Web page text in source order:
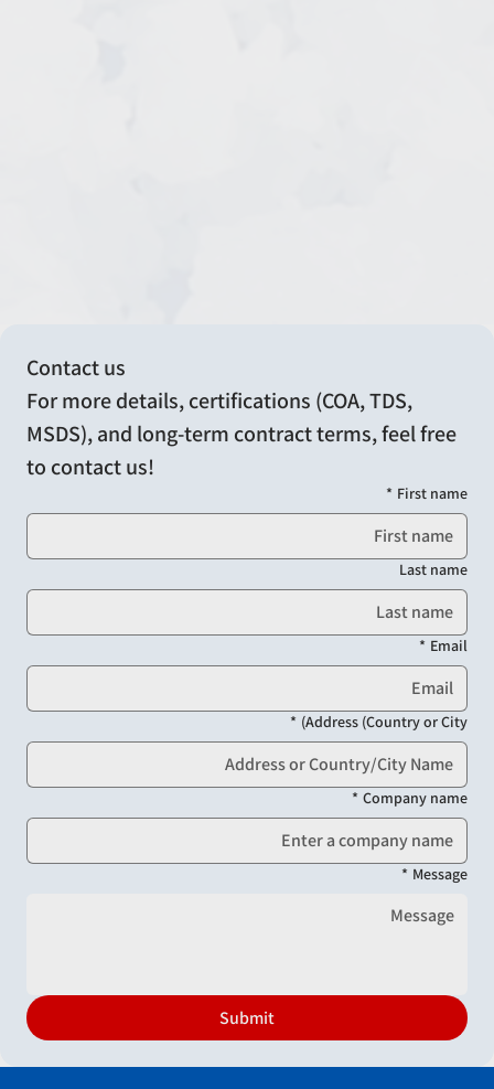
Contact us
For more details, certifications (COA, TDS,
MSDS), and long-term contract terms, feel free
to contact us!
First name
*
Last name
Email
*
Address (Country or City)
*
Company name
*
Message
*
Submit